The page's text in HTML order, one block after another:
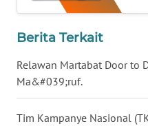
Berita Terkait
Relawan Martabat Door to
Ma&#039;ruf.
Tim Kampanye Nasional
WN
SULTENG
WN